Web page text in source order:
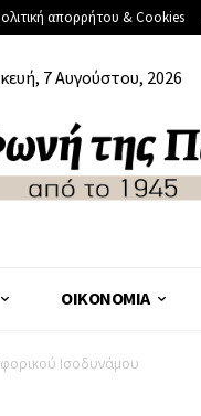
απορρήτου & Cookies
7 Αυγούστου, 2026
ΟΙΚΟΝΟΜΊΑ
Ισοδυνάμου